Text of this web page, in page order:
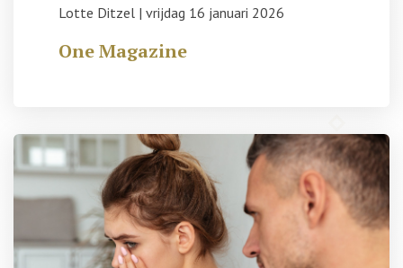
Lotte Ditzel | vrijdag 16 januari 2026
One Magazine